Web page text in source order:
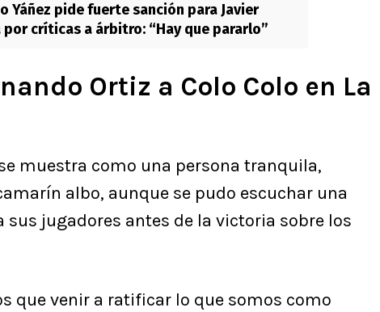
Yáñez pide fuerte sanción para Javier
por críticas a árbitro: “Hay que pararlo”
Ortiz a Colo Colo en La
muestra como una persona tranquila,
albo, aunque se pudo escuchar una
sus jugadores antes de la victoria sobre los
que venir a ratificar lo que somos como